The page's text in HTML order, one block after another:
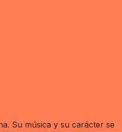
Su música y su carácter se